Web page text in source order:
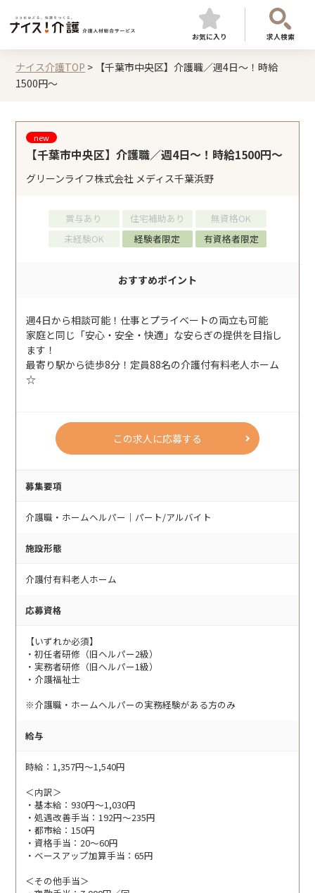
お気に入り 求人検索
ナイス介護TOP > 【千葉市中央区】介護職／週4日～！時給
1500円～
new
【千葉市中央区】介護職／週4日～！時給1500円～
グリーンライフ株式会社 メディス千葉浜野
賞与あり 住宅補助あり
無資格OK
未経験OK
経験者限定 有資格者限定
おすすめポイント
週4日から相談可能！仕事とプライベートの両立も可能
家庭と同じ「安心・安全・快適」な安らぎの提供を目指し
ます！
最寄り駅から徒歩8分！定員88名の介護付有料老人ホーム
☆
この求人に応募する
募集要項
介護職・ホームヘルパー｜パート/アルバイト
施設形態
介護付有料老人ホーム
応募資格
【いずれか必須】
・初任者研修（旧ヘルパー2級）
・実務者研修（旧ヘルパー1級）
・介護福祉士
※介護職・ホームヘルパーの実務経験がある方のみ
給与
時給：1,357円～1,540円
＜内訳＞
・基本給：930円〜1,030円
・処遇改善手当：192円〜235円
・都市給：150円
・資格手当：20～60円
・ベースアップ加算手当：65円
＜その他手当＞